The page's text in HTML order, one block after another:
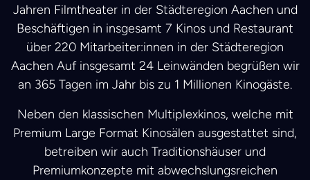
Jahren Filmtheater in der Städteregion Aachen und
Beschäftigen in insgesamt 7 Kinos und Restaurant
über 220 Mitarbeiter:innen in der Städteregion
Aachen Auf insgesamt 24 Leinwänden begrüßen wir
an 365 Tagen im Jahr bis zu 1 Millionen Kinogäste.
Neben den klassischen Multiplexkinos, welche mit
Premium Large Format Kinosälen ausgestattet sind,
betreiben wir auch Traditionshäuser und
Premiumkonzepte mit abwechslungsreichen